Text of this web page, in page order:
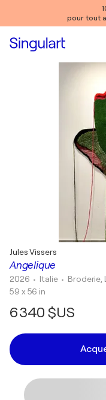
pour tout
Angelique
Jules Vissers
2026 • Italie • Broderie,
59 x 56 in
6 340 $US